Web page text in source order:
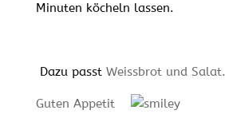
Minuten köcheln lassen.
Dazu passt Weissbrot und Salat.
Guten Appetit